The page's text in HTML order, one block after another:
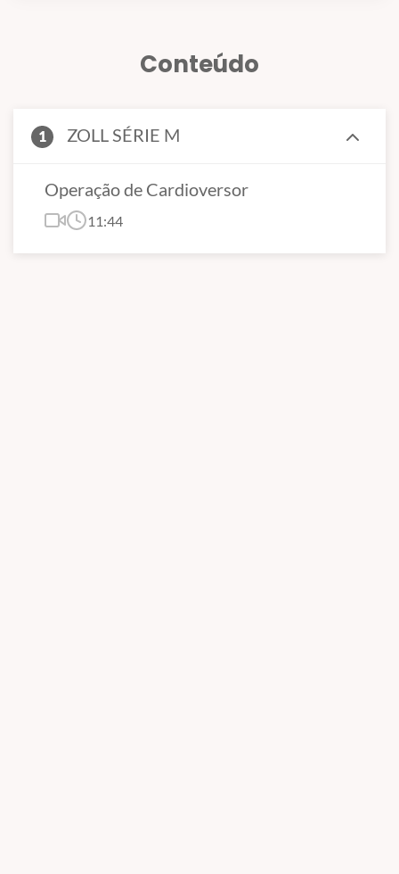
Conteúdo
1 ZOLL SÉRIE M
Operação de Cardioversor
11:44